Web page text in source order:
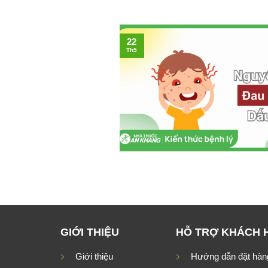
22
Th5
GIỚI THIỆU
Giới thiệu
HỖ TRỢ KHÁCH
Hướng dẫn đặt